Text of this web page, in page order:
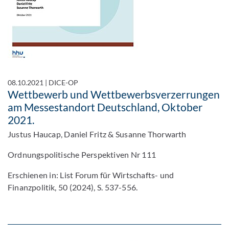
08.10.2021 | DICE-OP
Wettbewerb und Wettbewerbsverzerrungen
am Messestandort Deutschland, Oktober
2021.
Justus Haucap, Daniel Fritz & Susanne Thorwarth
Ordnungspolitische Perspektiven Nr 111
Erschienen in: List Forum für Wirtschafts- und
Finanzpolitik, 50 (2024), S. 537-556.